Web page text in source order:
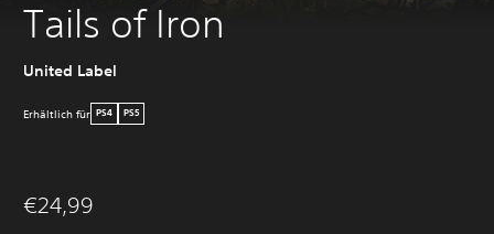
Tails of Iron
United Label
Erhältlich für PS4 PS5
€24,99